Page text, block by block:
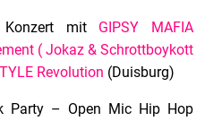
mit GIPSY MAFIA
( Jokaz & Schrottboykott
Revolution (Duisburg)
Party – Open Mic Hip Hop